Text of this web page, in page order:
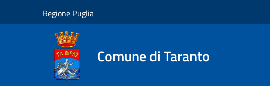
Regione Puglia
Comune di Taranto